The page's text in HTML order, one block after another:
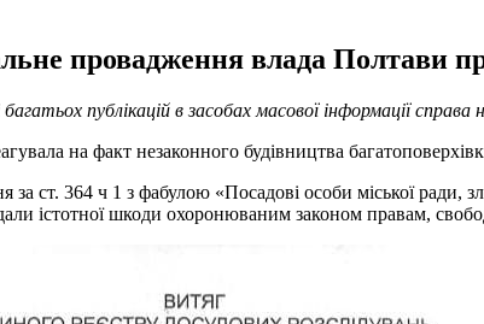
провадження влада Полтави
публікацій в засобах масової інформації справа
на факт незаконного будівництва
за ст. 364 ч 1 з фабулою «Посадові особи міської
істотної шкоди охоронюваним законом правам,